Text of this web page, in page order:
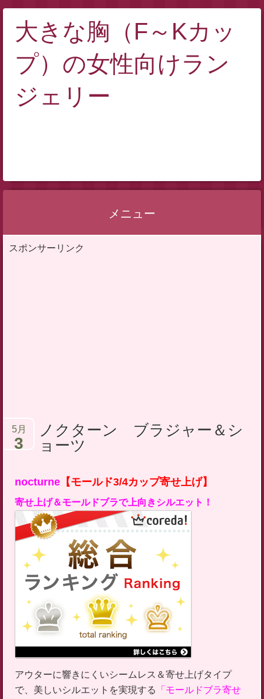
大きな胸（F～Kカッ
プ）の女性向けラン
ジェリー
メニュー
コ
スポンサーリンク
ノクターン ブラジャー＆シ
ョーツ
5月
3
nocturne【モールド3/4カップ寄せ上げ】
寄せ上げ＆モールドブラで上向きシルエット！
アウターに響きにくいシームレス＆寄せ上げタイプ
で、美しいシルエットを実現する 「モールドブラ寄せ